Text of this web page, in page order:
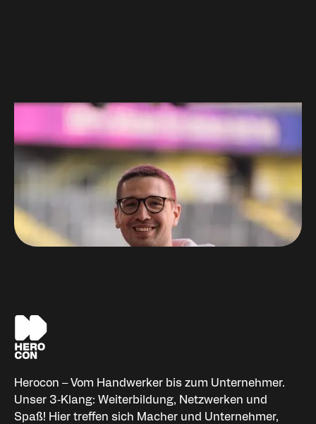
Niklas Palm
Herocon – Vom Handwerker bis zum Unternehmer.
Unser 3‑Klang: Weiterbildung, Netzwerken und
Spaß! Hier treffen sich Macher und Unternehmer,